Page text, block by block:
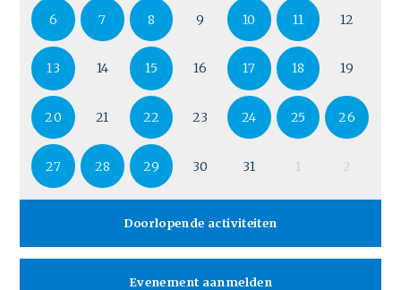
6 7 8 9 10 11 12
13 14 15 16 17 18 19
20 21 22 23 24 25 26
27 28 29 30 31 1 2
Doorlopende activiteiten
Evenement aanmelden